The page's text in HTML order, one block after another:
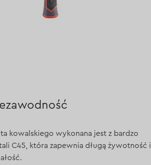
kowalskiego wykonana jest z bardzo
C45, która zapewnia długą żywotność i